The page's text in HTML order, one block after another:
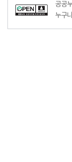
공공
누구